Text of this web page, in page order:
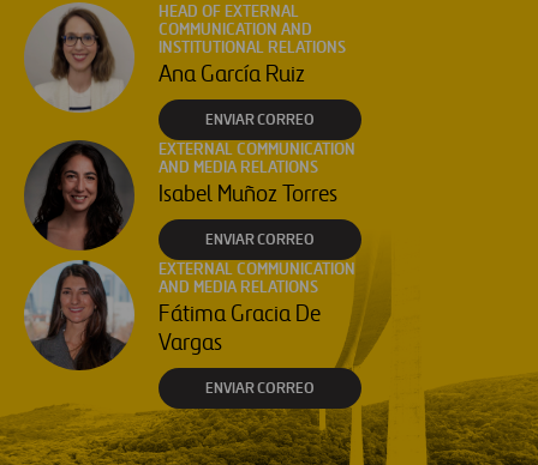
HEAD OF EXTERNAL
COMMUNICATION AND
INSTITUTIONAL RELATIONS
Ana García Ruiz
ENVIAR CORREO
EXTERNAL COMMUNICATION
AND MEDIA RELATIONS
Isabel Muñoz Torres
ENVIAR CORREO
EXTERNAL COMMUNICATION
AND MEDIA RELATIONS
Fátima Gracia De
Vargas
ENVIAR CORREO